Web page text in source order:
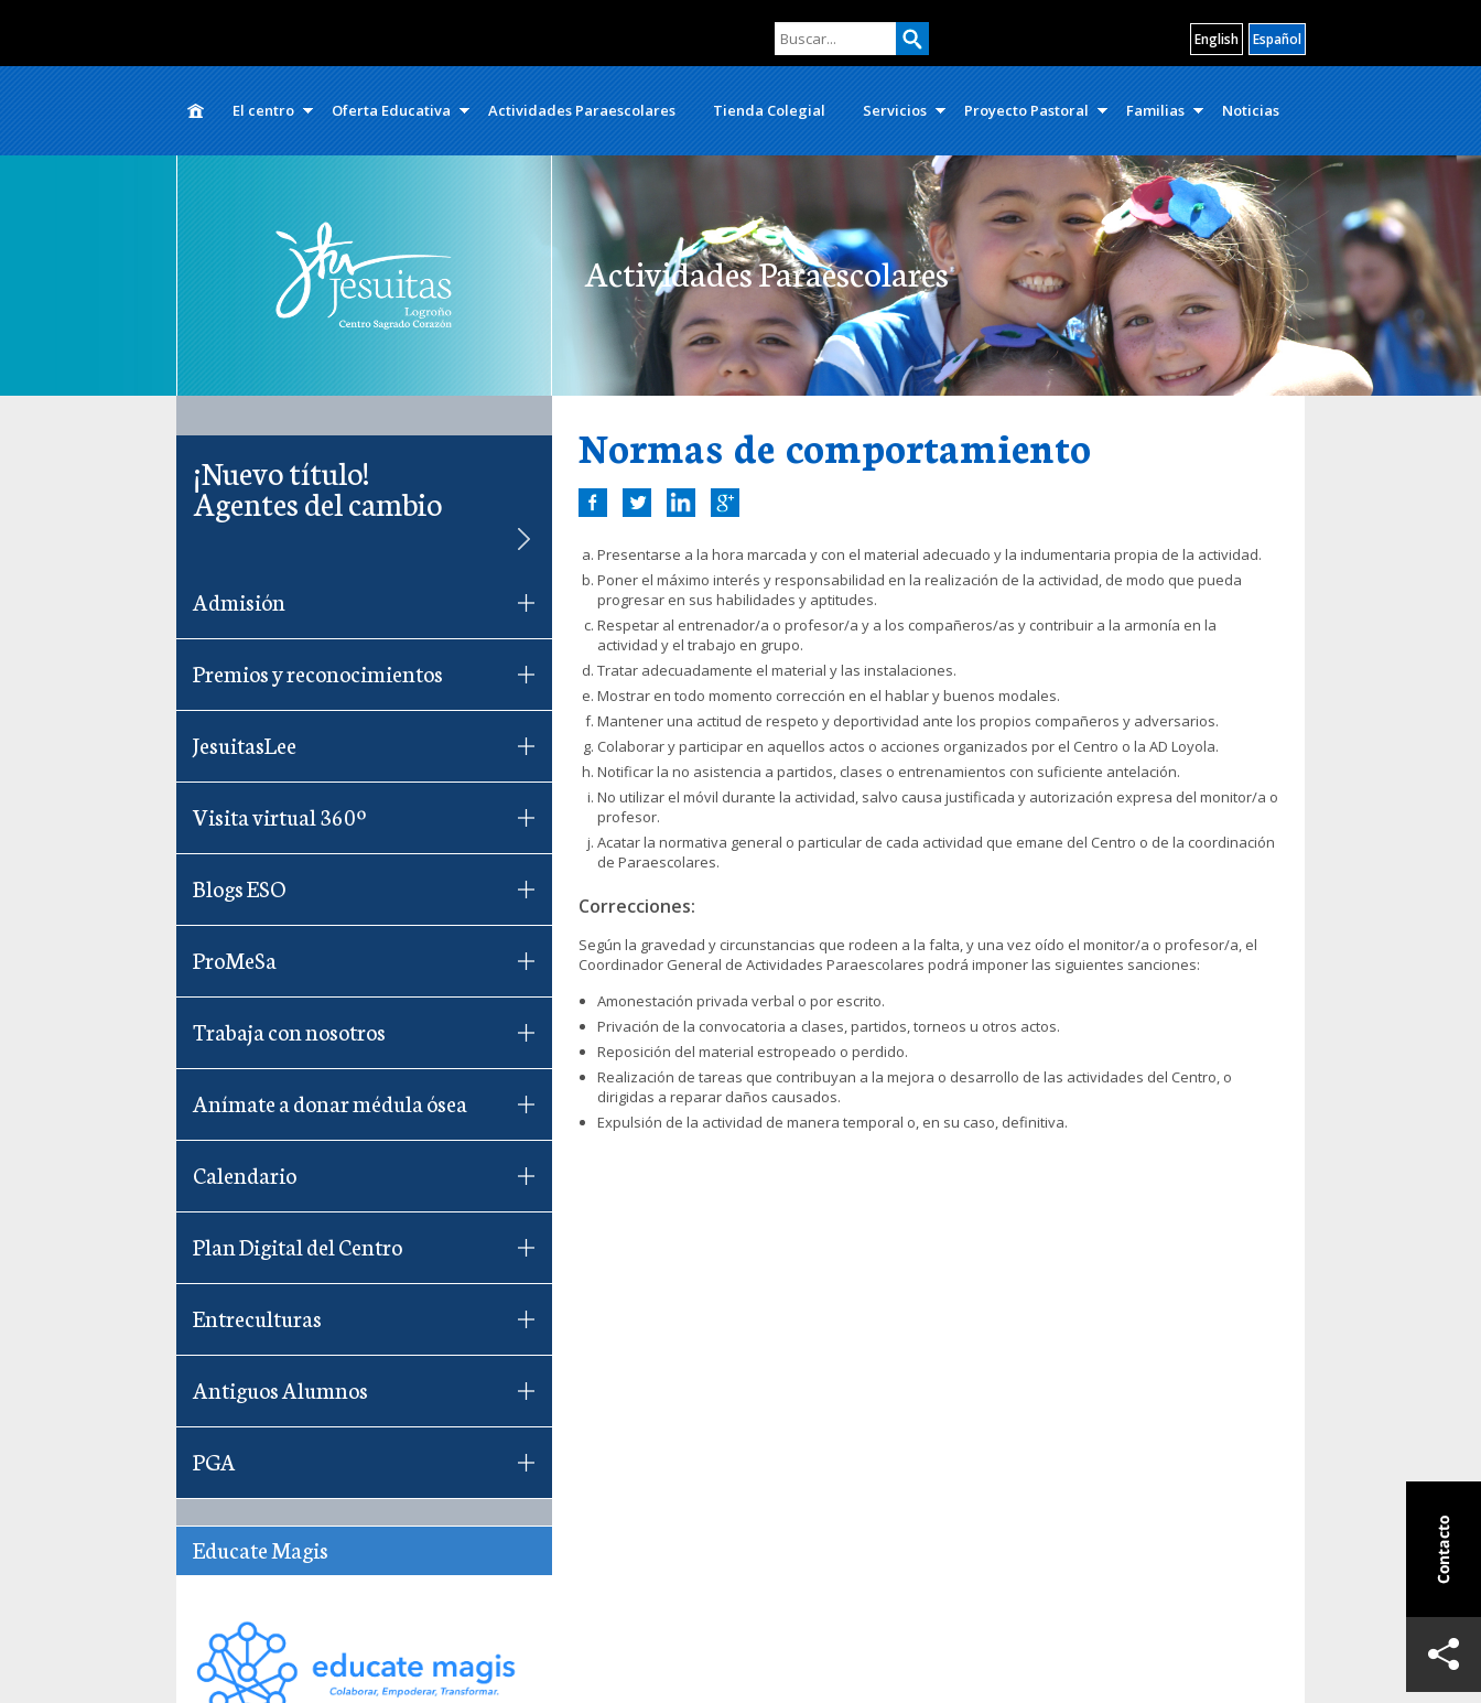
Español
English
El centro Oferta Educativa Actividades Paraescolares Tienda Colegial Servicios Proyecto Pastoral Familias Noticias
Actividades Paraescolares
Normas de comportamiento
Presentarse a la hora marcada y con el material adecuado y la indumentaria propia de la actividad.
Poner el máximo interés y responsabilidad en la realización de la actividad, de modo que pueda
progresar en sus habilidades y aptitudes.
Respetar al entrenador/a o profesor/a y a los compañeros/as y contribuir a la armonía en la
actividad y el trabajo en grupo.
Tratar adecuadamente el material y las instalaciones.
Mostrar en todo momento corrección en el hablar y buenos modales.
Mantener una actitud de respeto y deportividad ante los propios compañeros y adversarios.
Colaborar y participar en aquellos actos o acciones organizados por el Centro o la AD Loyola.
Notificar la no asistencia a partidos, clases o entrenamientos con suficiente antelación.
No utilizar el móvil durante la actividad, salvo causa justificada y autorización expresa del monitor/a o
profesor.
Acatar la normativa general o particular de cada actividad que emane del Centro o de la coordinación
de Paraescolares.
Correcciones:
Según la gravedad y circunstancias que rodeen a la falta, y una vez oído el monitor/a o profesor/a, el
Coordinador General de Actividades Paraescolares podrá imponer las siguientes sanciones:
Amonestación privada verbal o por escrito.
Privación de la convocatoria a clases, partidos, torneos u otros actos.
Reposición del material estropeado o perdido.
Realización de tareas que contribuyan a la mejora o desarrollo de las actividades del Centro, o
dirigidas a reparar daños causados.
Expulsión de la actividad de manera temporal o, en su caso, definitiva.
¡Nuevo título!
Agentes del cambio
Admisión
Premios y reconocimientos
JesuitasLee
Visita virtual 360º
Blogs ESO
ProMeSa
Trabaja con nosotros
Anímate a donar médula ósea
Calendario
Plan Digital del Centro
Entreculturas
Antiguos Alumnos
PGA
Educate Magis